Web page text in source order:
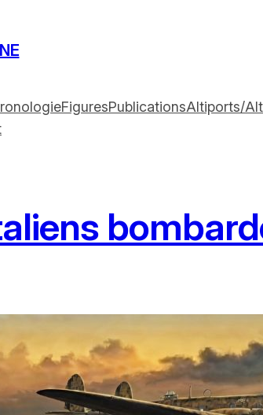
FiguresPublicationsAltiports/